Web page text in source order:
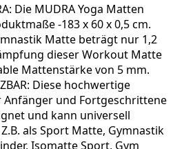
Die MUDRA Yoga Matten
-183 x 60 x 0,5 cm.
Matte beträgt nur 1,2
dieser Workout Matte
Mattenstärke von 5 mm.
Diese hochwertige
Anfänger und Fortgeschrittene
und kann universell
als Sport Matte, Gymnastik
Isomatte Sport, Gym